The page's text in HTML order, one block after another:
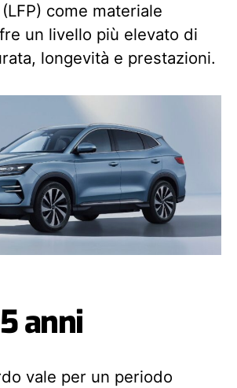
come materiale
un livello più elevato di
longevità e prestazioni.
anni
vale per un periodo